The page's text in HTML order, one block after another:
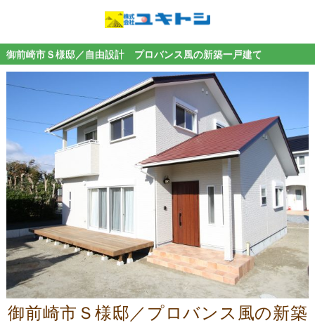
御前崎市Ｓ様邸／自由設計 プロバンス風の新築一戸建て
御前崎市Ｓ様邸／プロバンス風の新築